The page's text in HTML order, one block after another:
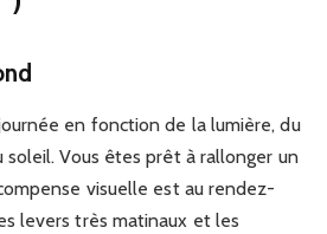
en fonction de la lumière, du
soleil. Vous êtes prêt à rallonger un
visuelle est au rendez-
levers très matinaux et les